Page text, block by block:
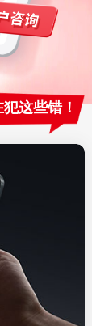
这些错！